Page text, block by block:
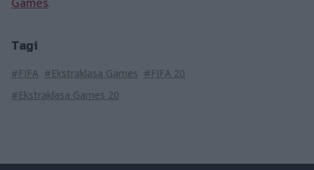
Tagi
#FIFA #Ekstraklasa Games #FIFA 20
#Ekstraklasa Games 20